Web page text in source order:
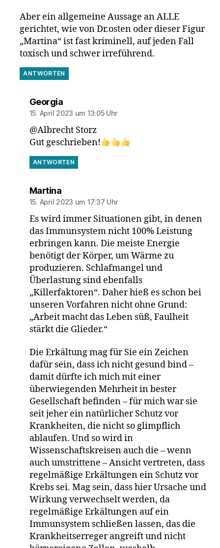
Aber ein allgemeine Aussage an ALLE
gerichtet, wie von Dr.osten oder dieser Figur
„Martina“ ist fast kriminell, auf jeden Fall
toxisch und schwer irreführend.
ANTWORTEN
Georgiasagt:
15. April 2023 um 13:05 Uhr
@Albrecht Storz
Gut geschrieben!
ANTWORTEN
Martinasagt:
15. April 2023 um 17:37 Uhr
Es wird immer Situationen gibt, in denen
das Immunsystem nicht 100% Leistung
erbringen kann. Die meiste Energie
benötigt der Körper, um Wärme zu
produzieren. Schlafmangel und
Überlastung sind ebenfalls
„Killerfaktoren“. Daher hieß es schon bei
unseren Vorfahren nicht ohne Grund:
„Arbeit macht das Leben süß, Faulheit
stärkt die Glieder.“
Die Erkältung mag für Sie ein Zeichen
dafür sein, dass ich nicht gesund bind –
damit dürfte ich mich mit einer
überwiegenden Mehrheit in bester
Gesellschaft befinden – für mich war sie
seit jeher ein natürlicher Schutz vor
Krankheiten, die nicht so glimpflich
ablaufen. Und so wird in
Wissenschaftskreisen auch die – wenn
auch umstrittene – Ansicht vertreten, dass
regelmäßige Erkältungen ein Schutz vor
Krebs sei. Mag sein, dass hier Ursache und
Wirkung verwechselt werden, da
regelmäßige Erkältungen auf ein
Immunsystem schließen lassen, das die
Krankheitserreger angreift und nicht